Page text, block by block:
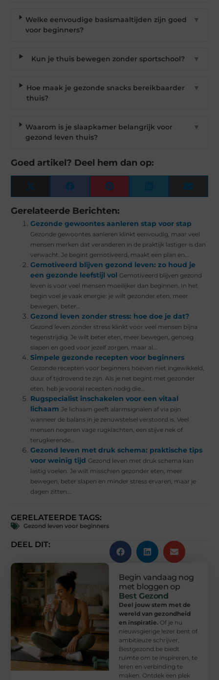
Welke eenvoudige basismaaltijden zijn goed
voor beginners?
▼
Kun je thuis bewegen zonder sportschool? ▼
Hoe maak je gezonde snacks bereikbaarder
thuis?
▼
Waarom is je slaapkamer belangrijk voor
gezond leven thuis?
▼
Goed artikel? Deel hem dan op:
(Twitter)
Facebook Pinterest LinkedIn Email
Gerelateerde Berichten:
Gezonde gewoontes aanleren stap voor stap
Gezonde gewoontes aanleren klinkt eenvoudig, maar veel
mensen merken dat veranderen in de praktijk lastiger is dan
verwacht. Je begint gemotiveerd, maakt een plan en...
Gemotiveerd blijven gezond leven: zo houd je
een gezonde leefstijl vol Gemotiveerd blijven gezond
leven is voor veel mensen moeilijker dan beginnen. In het
begin voel je vaak energie: je wilt gezonder eten, meer
bewegen, beter...
Gezond leven zonder stress: hoe doe je dat?
Gezond leven zonder stress klinkt voor veel mensen bijna
tegenstrijdig. Je wilt beter eten, meer bewegen, genoeg
slapen en goed voor jezelf zorgen, maar al...
Simpele gezonde recepten voor beginners
Gezonde recepten voor beginners hoeven niet ingewikkeld,
duur of tijdrovend te zijn. Als je net begint met gezonder
eten, heb je vooral recepten nodig die...
Rugspecialist inschakelen voor een vitaal
lichaam Je lichaam geeft alarmsignalen af via pijn
wanneer de balans in je zenuwstelsel verstoord is. Veel
mensen negeren vage rugklachten, een stijve nek of
terugkerende...
Gezond leven met druk schema: praktische tips
voor weinig tijd Gezond leven met druk schema kan
lastig voelen. Je wilt misschien gezonder eten, meer
bewegen, beter slapen en minder stress ervaren, maar je
dagen zitten...
GERELATEERDE TAGS:
Gezond leven voor beginners
DEEL DIT:
Begin vandaag nog
met bloggen op
Best Gezond
Deel jouw stem met de
wereld van gezondheid
en inspiratie.Of je nu
nieuwsgierige lezer bent of
ambitieuze schrijver,
Bestgezond.be biedt
ruimte om te inspireren, te
leren en verbinding te
maken. Ontdek een plek